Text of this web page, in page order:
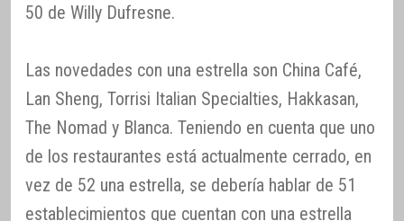
50 de Willy Dufresne.
Las novedades con una estrella son China Café,
Lan Sheng, Torrisi Italian Specialties, Hakkasan,
The Nomad y Blanca. Teniendo en cuenta que uno
de los restaurantes está actualmente cerrado, en
vez de 52 una estrella, se debería hablar de 51
establecimientos que cuentan con una estrella